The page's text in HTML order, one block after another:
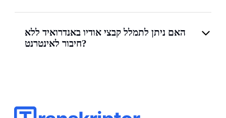
האם ניתן לתמלל קבצי אודיו באנדרואיד ללא
חיבור לאינטרנט?